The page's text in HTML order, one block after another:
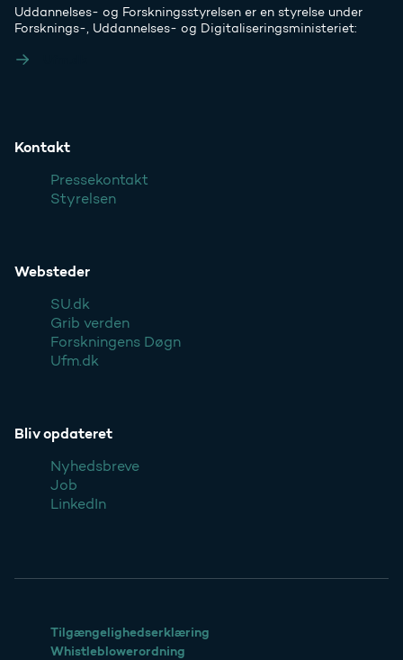
Uddannelses- og Forskningsstyrelsen er en styrelse under
Forsknings-, Uddannelses- og Digitaliseringsministeriet:
Kontakt
Pressekontakt
Styrelsen
Websteder
SU.dk
Grib verden
Forskningens Døgn
Ufm.dk
Bliv opdateret
Nyhedsbreve
Job
LinkedIn
Tilgængelighedserklæring
Whistleblowerordning